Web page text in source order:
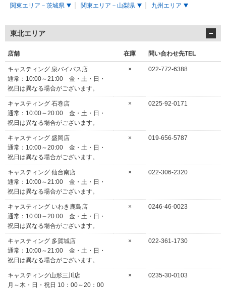
関東エリア－茨城県
関東エリア－山梨県 九州エリア
東北エリア
店舗 在庫 問い合わせ先TEL
キャスティング 泉バイパス店
通常：10:00～21:00 金・土・日・
祝日は異なる場合がございます。
× 022-772-6388
キャスティング 石巻店
通常：10:00～20:00 金・土・日・
祝日は異なる場合がございます。
× 0225-92-0171
キャスティング 盛岡店
通常：10:00～20:00 金・土・日・
祝日は異なる場合がございます。
× 019-656-5787
キャスティング 仙台南店
通常：10:00～21:00 金・土・日・
祝日は異なる場合がございます。
× 022-306-2320
キャスティング いわき鹿島店
通常：10:00～20:00 金・土・日・
祝日は異なる場合がございます。
× 0246-46-0023
キャスティング 多賀城店
通常：10:00～21:00 金・土・日・
祝日は異なる場合がございます。
× 022-361-1730
キャスティング山形三川店
月～木・日・祝日 10：00～20：00
× 0235-30-0103